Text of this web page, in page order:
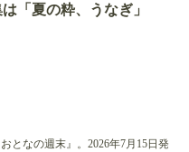
「夏の粋、うなぎ」
となの週末』。2026年7月15日発